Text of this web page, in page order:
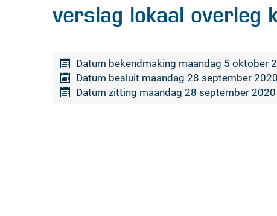
verslag lokaal overleg
Datum bekendmaking maandag 5 oktober
Datum besluit maandag 28 september 2020
Datum zitting maandag 28 september 2020